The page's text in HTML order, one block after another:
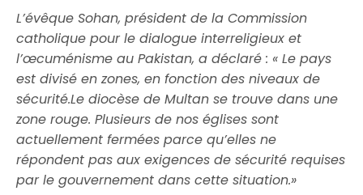
L’évêque Sohan, président de la Commission
catholique pour le dialogue interreligieux et
l’œcuménisme au Pakistan, a déclaré : « Le pays
est divisé en zones, en fonction des niveaux de
sécurité.Le diocèse de Multan se trouve dans une
zone rouge. Plusieurs de nos églises sont
actuellement fermées parce qu’elles ne
répondent pas aux exigences de sécurité requises
par le gouvernement dans cette situation.»